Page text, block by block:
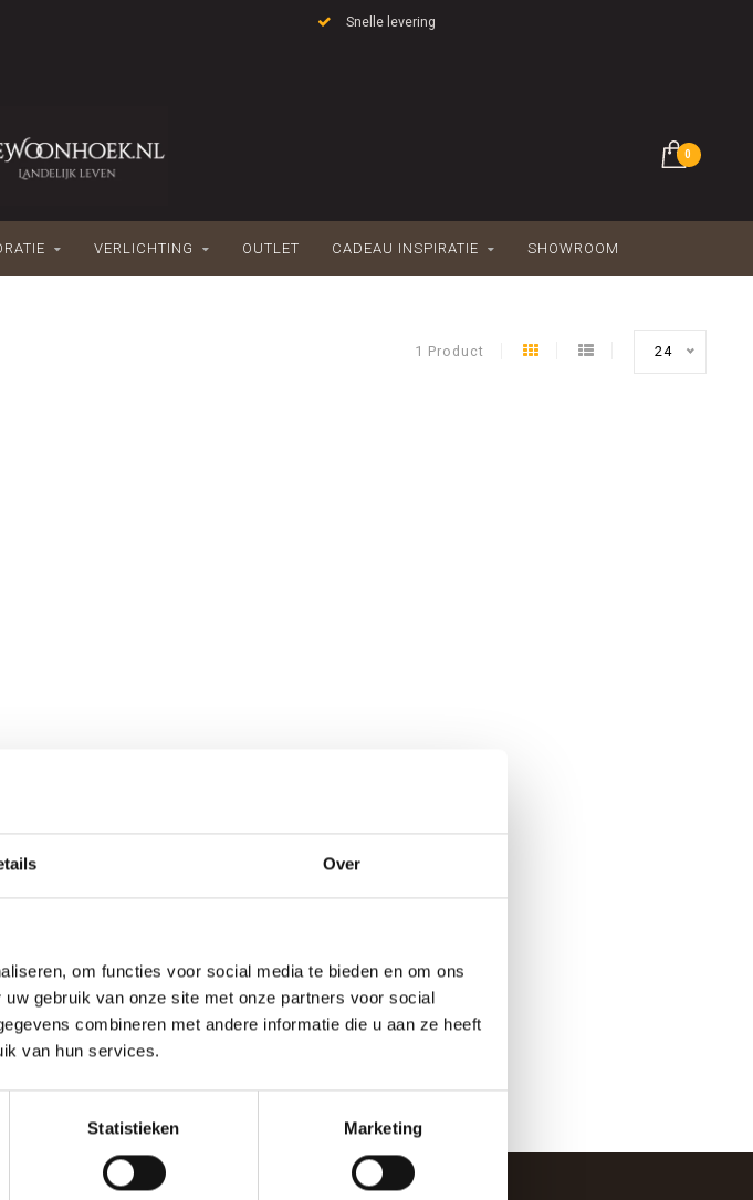
Over
om functies voor social media te bieden en om ons
gebruik van onze site met onze partners voor social
combineren met andere informatie die u aan ze heeft
van hun services.
Statistieken Marketing
Snelle levering
0
VERLICHTING OUTLET CADEAU INSPIRATIE SHOWROOM
1 Product 24